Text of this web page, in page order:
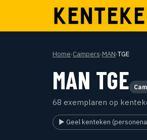
Home›Campers›MAN›TGE
MAN TGE
68 exemplaren op
▶ Geel kenteken